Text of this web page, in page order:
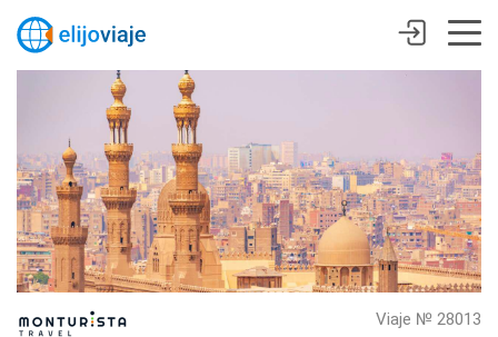
Viaje № 28013